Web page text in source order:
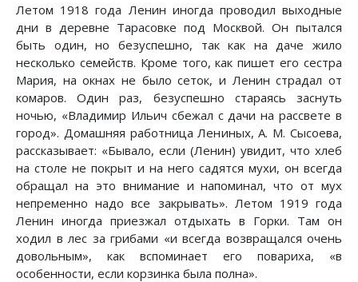
Летом 1918 года Ленин иногда проводил выходные
дни в деревне Тарасовке под Москвой. Он пытался
быть один, но безуспешно, так как на даче жило
несколько семейств. Кроме того, как пишет его сестра
Мария, на окнах не было сеток, и Ленин страдал от
комаров. Один раз, безуспешно стараясь заснуть
ночью, «Владимир Ильич сбежал с дачи на рассвете в
город». Домашняя работница Лениных, А. М. Сысоева,
рассказывает: «Бывало, если (Ленин) увидит, что хлеб
на столе не покрыт и на него садятся мухи, он всегда
обращал на это внимание и напоминал, что от мух
непременно надо все закрывать». Летом 1919 года
Ленин иногда приезжал отдыхать в Горки. Там он
ходил в лес за грибами «и всегда возвращался очень
довольным», как вспоминает его повариха, «в
особенности, если корзинка была полна».